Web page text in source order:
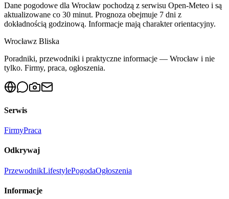
Dane pogodowe dla Wrocław pochodzą z serwisu Open-Meteo i są
aktualizowane co 30 minut. Prognoza obejmuje 7 dni z
dokładnością godzinową. Informacje mają charakter orientacyjny.
Wrocławz Bliska
Poradniki, przewodniki i praktyczne informacje — Wrocław i nie
tylko. Firmy, praca, ogłoszenia.
Serwis
FirmyPraca
Odkrywaj
PrzewodnikLifestylePogodaOgłoszenia
Informacje